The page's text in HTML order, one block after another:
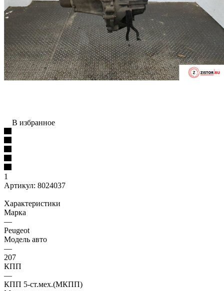
В избранное
1
Артикул: 8024037
Характеристики
Марка
—
Peugeot
Модель авто
—
207
КПП
—
КПП 5-ст.мех.(МКПП)